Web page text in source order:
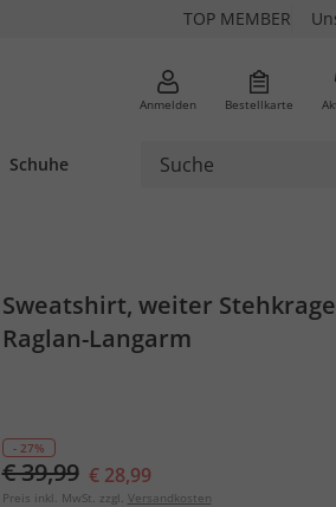
TOP MEMBER
Anmelden Bestellkarte
Schuhe
Sweatshirt, weiter
Raglan-Langarm
- 27%
€ 39,99 € 28,99
Preis inkl. MwSt. zzgl. Versandkosten